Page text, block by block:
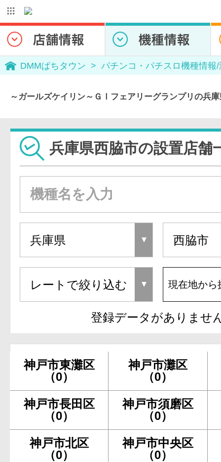
DMMぱちタウン パチンコ・パチスロ機種情報
～ガールズケイリン～ＧⅠフェアリーグランプリの兵
兵庫県西脇市の設置店舗
現在地から
登録データがありませ
神戸市東灘区
（0）
神戸市灘区
（0）
神戸市長田区
（0）
神戸市須磨区
（0）
神戸市北区
（0）
神戸市中央区
（0）